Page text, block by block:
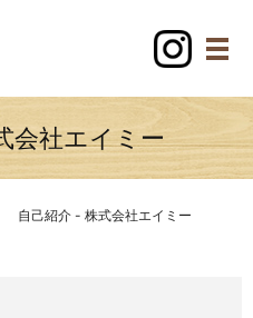
会社エイミー
自己紹介 - 株式会社エイミー